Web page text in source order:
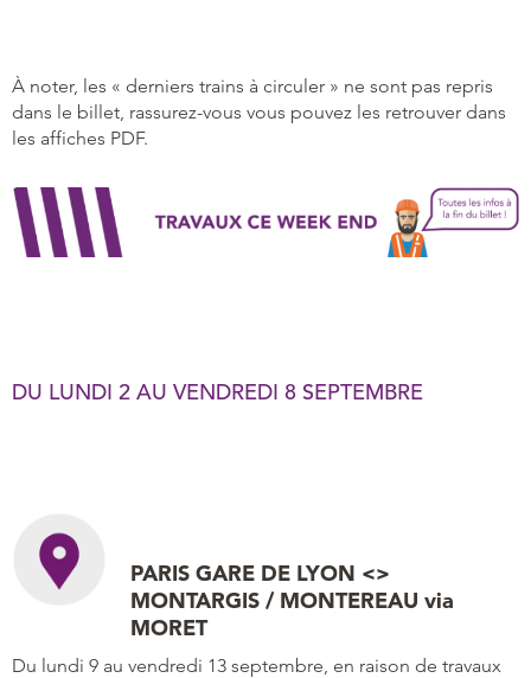
À noter, les « derniers trains à circuler » ne sont pas repris
dans le billet, rassurez-vous vous pouvez les retrouver dans
les affiches PDF.
DU LUNDI 2 AU VENDREDI 8 SEPTEMBRE
PARIS GARE DE LYON <>
MONTARGIS / MONTEREAU via
MORET
Du lundi 9 au vendredi 13 septembre, en raison de travaux